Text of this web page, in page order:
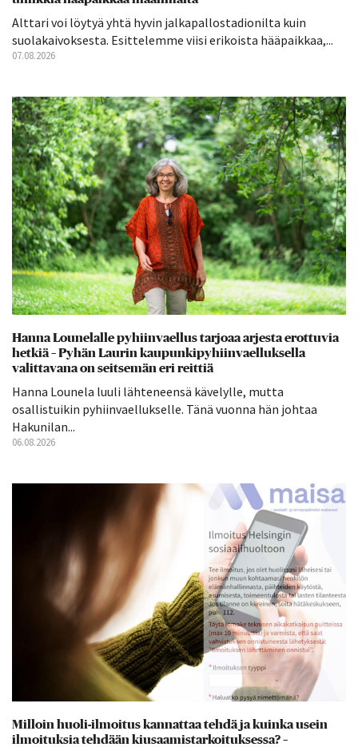
Alttari voi löytyä yhtä hyvin jalkapallostadionilta kuin
suolakaivoksesta. Esittelemme viisi erikoista hääpaikkaa,...
07.08.2026
Hanna Lounelalle pyhiinvaellus tarjoaa arjesta erottuvia
hetkiä – Pyhän Laurin kaupunkipyhiinvaelluksella
valittavana on seitsemän eri reittiä
Hanna Lounela luuli lähteneensä kävelylle, mutta
osallistuikin pyhiinvaellukselle. Tänä vuonna hän johtaa
Hakunilan...
06.08.2026
Milloin huoli-ilmoitus kannattaa tehdä ja kuinka usein
ilmoituksia tehdään kiusaamistarkoituksessa? –